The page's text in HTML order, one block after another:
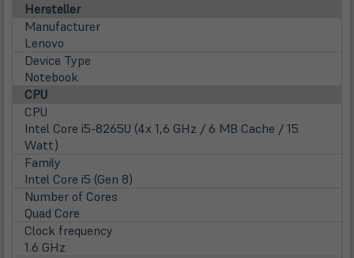
Hersteller
Manufacturer
Lenovo
Device Type
Notebook
CPU
CPU
Intel Core i5-8265U (4x 1,6 GHz / 6 MB Cache / 15
Watt)
Family
Intel Core i5 (Gen 8)
Number of Cores
Quad Core
Clock frequency
1.6 GHz